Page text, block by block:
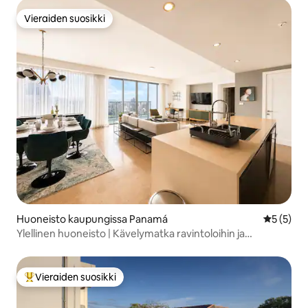
Vieraiden suosikki
Vieraiden suosikki
Huoneisto kaupungissa Panamá
5 (5)
Ylellinen huoneisto | Kävelymatka ravintoloihin ja
Vieraiden suosikkien parhaimmistoa
Vieraiden suosikki